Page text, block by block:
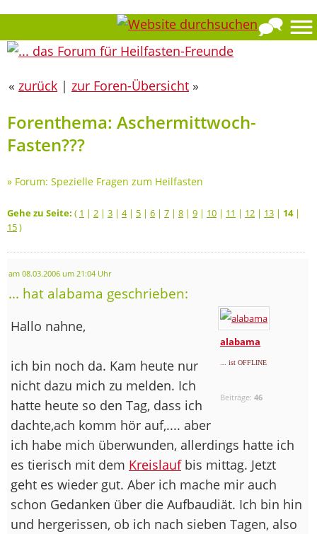
« zurück | zur Foren-Übersicht »
Forenthema: Aschermittwoch-
Fasten???
» Forum: Spezielle Fragen zum Heilfasten
Gehe zu Seite: ( 1 | 2 | 3 | 4| 5 | 6 | 7 | 8 | 9 | 10 | 11 | 12 | 13 | 14|
15)
am 08.03.2006 um 21:04 Uhr
... hat alabama geschrieben:
alabama
... ist OFFLINE
Beiträge:46
Hallo nahne,
ich bin noch da. Kam heute nur
nicht dazu mich zu melden. Ich
hatte heute so den Tag, dass ich
dachte,ach komm hör auf,.... aber
ich habe mich überwunden, allerdings hatte ich
es tierisch mit dem Kreislaufbis mittag. Jetzt
geht es wieder gut. Aber ich mache mir auch
schon Gedanken über die Aufbaudiät. Ich bin hin
und hergerissen, ob ich nach sieben Tagen, also